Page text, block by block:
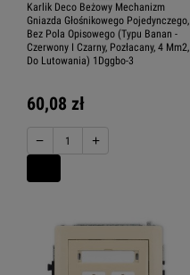
Karlik Deco Beżowy Mechanizm
Gniazda Głośnikowego Pojedynczego,
Bez Pola Opisowego (Typu Banan -
Czerwony I Czarny, Pozłacany, 4 Mm2,
Do Lutowania) 1Dggbo-3
60,08 zł
− +